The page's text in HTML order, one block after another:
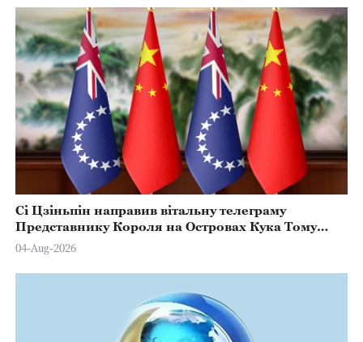
Сі Цзіньпін направив вітальну телеграму
Представнику Короля на Островах Кука Тому
Марстерсу з нагоди Дня Конституції
04-Aug-2026